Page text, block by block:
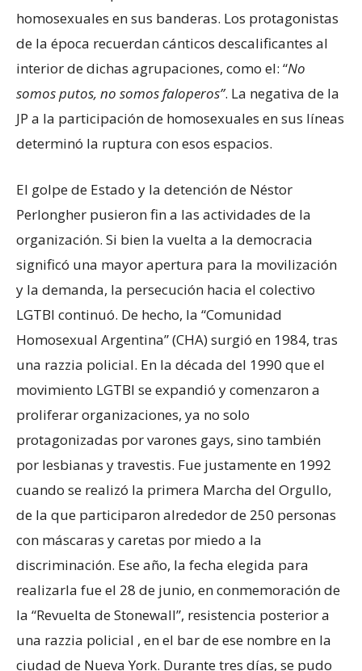
homosexuales en sus banderas. Los protagonistas
de la época recuerdan cánticos descalificantes al
interior de dichas agrupaciones, como el: “No
somos putos, no somos faloperos”. La negativa de la
JP a la participación de homosexuales en sus líneas
determinó la ruptura con esos espacios.
El golpe de Estado y la detención de Néstor
Perlongher pusieron fin a las actividades de la
organización. Si bien la vuelta a la democracia
significó una mayor apertura para la movilización
y la demanda, la persecución hacia el colectivo
LGTBI continuó. De hecho, la “Comunidad
Homosexual Argentina” (CHA) surgió en 1984, tras
una razzia policial. En la década del 1990 que el
movimiento LGTBI se expandió y comenzaron a
proliferar organizaciones, ya no solo
protagonizadas por varones gays, sino también
por lesbianas y travestis. Fue justamente en 1992
cuando se realizó la primera Marcha del Orgullo,
de la que participaron alrededor de 250 personas
con máscaras y caretas por miedo a la
discriminación. Ese año, la fecha elegida para
realizarla fue el 28 de junio, en conmemoración de
la “Revuelta de Stonewall”, resistencia posterior a
una razzia policial , en el bar de ese nombre en la
ciudad de Nueva York. Durante tres días, se pudo